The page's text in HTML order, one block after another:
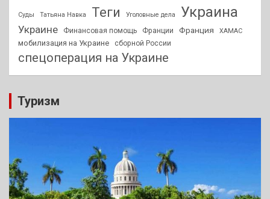
Суды Татьяна Навка Теги Уголовные дела Украина
Украине Финансовая помощь Франции Франция ХАМАС
мобилизация на Украине сборной России
спецоперация на Украине
Туризм